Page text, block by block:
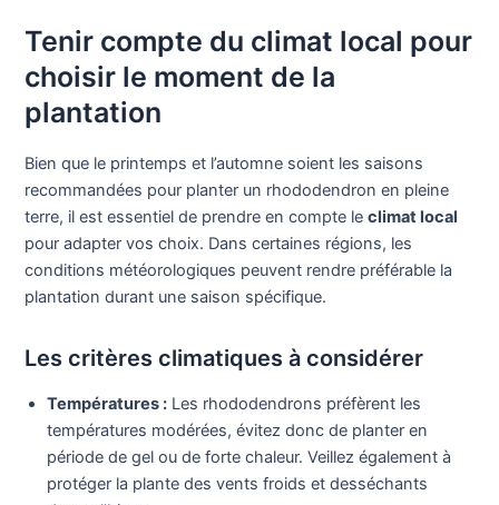
Tenir compte du climat local pour
choisir le moment de la
plantation
Bien que le printemps et l’automne soient les saisons
recommandées pour planter un rhododendron en pleine
terre, il est essentiel de prendre en compte leclimat local
pour adapter vos choix. Dans certaines régions, les
conditions météorologiques peuvent rendre préférable la
plantation durant une saison spécifique.
Les critères climatiques à considérer
Températures : Les rhododendrons préfèrent les
températures modérées, évitez donc de planter en
période de gel ou de forte chaleur. Veillez également à
protéger la plante des vents froids et desséchants